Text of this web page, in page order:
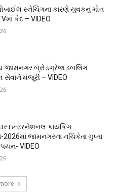
સ્નેચિંગના કારણે યુવકનું મોત
કેદ – VIDEO
જામનગર બ્રોડગ્રેજ ડબલિંગ
મંજૂરી – VIDEO
ઇન્ટરનેશનલ કાયકિંગ
2026માં જામનગરના નચિકેતા ગુપ્તા
VIDEO